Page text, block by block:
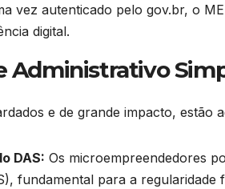
vez autenticado pelo gov.br, o
digital.
Administrativo
e de grande impacto, estão
DAS: Os microempreendedores
fundamental para a regularidade